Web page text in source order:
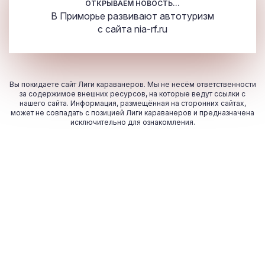
ОТКРЫВАЕМ НОВОСТЬ...
В Приморье развивают автотуризм
с сайта nia-rf.ru
Вы покидаете сайт Лиги караванеров. Мы не несём ответственности
за содержимое внешних ресурсов, на которые ведут ссылки с
нашего сайта. Информация, размещённая на сторонних сайтах,
может не совпадать с позицией Лиги караванеров и предназначена
исключительно для ознакомления.